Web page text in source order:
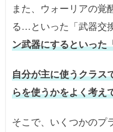
また、ウォーリアの覚
る…といった「武器交
ン武器にするといった
自分が主に使うクラス
らを使うかをよく考え
そこで、いくつかのプ